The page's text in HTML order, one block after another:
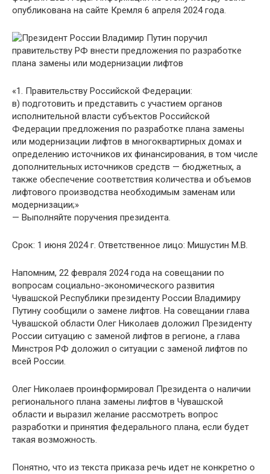
опубликована на сайте Кремля 6 апреля 2024 года.
«1. Правительству Российской Федерации:
в) подготовить и представить с участием органов
исполнительной власти субъектов Российской
Федерации предложения по разработке плана замены
или модернизации лифтов в многоквартирных домах и
определению источников их финансирования, в том числе
дополнительных источников средств — бюджетных, а
также обеспечение соответствия количества и объемов
лифтового производства необходимым заменам или
модернизации;»
— Выполняйте поручения президента.
Срок: 1 июня 2024 г. Ответственное лицо: Мишустин М.В.
Напомним, 22 февраля 2024 года на совещании по
вопросам социально-экономического развития
Чувашской Республики президенту России Владимиру
Путину сообщили о замене лифтов. На совещании глава
Чувашской области Олег Николаев доложил Президенту
России ситуацию с заменой лифтов в регионе, а глава
Минстроя РФ доложил о ситуации с заменой лифтов по
всей России.
Олег Николаев проинформировал Президента о наличии
регионального плана замены лифтов в Чувашской
области и выразил желание рассмотреть вопрос
разработки и принятия федерального плана, если будет
такая возможность.
Понятно, что из текста приказа речь идет не конкретно о